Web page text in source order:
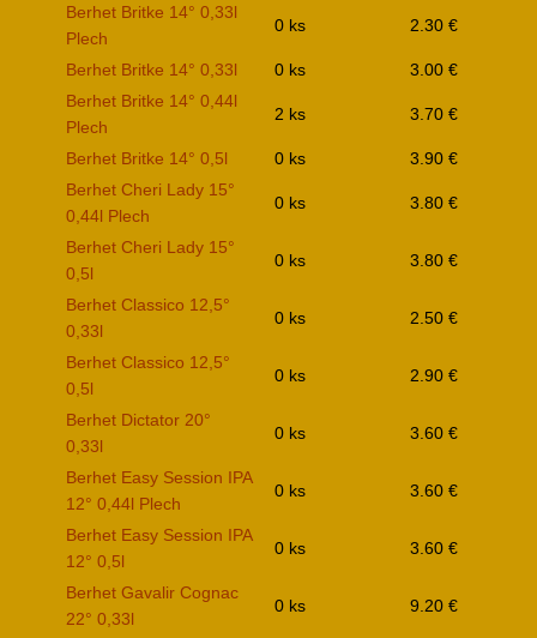
Berhet Britke 14° 0,33l
Plech
0 ks 2.30 €
Berhet Britke 14° 0,33l 0 ks
3.00 €
Berhet Britke 14° 0,44l
Plech
2 ks 3.70 €
Berhet Britke 14° 0,5l 0 ks
3.90 €
Berhet Cheri Lady 15°
0,44l Plech
0 ks 3.80 €
Berhet Cheri Lady 15°
0,5l
0 ks 3.80 €
Berhet Classico 12,5°
0,33l
0 ks 2.50 €
Berhet Classico 12,5°
0,5l
0 ks 2.90 €
Berhet Dictator 20°
0,33l
0 ks 3.60 €
Berhet Easy Session IPA
12° 0,44l Plech
0 ks 3.60 €
Berhet Easy Session IPA
12° 0,5l
0 ks 3.60 €
Berhet Gavalir Cognac
22° 0,33l
0 ks 9.20 €